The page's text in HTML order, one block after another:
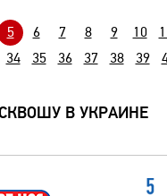
5 6 7 8 9 10
34 35 36 37 38 39
В УКРАИНЕ